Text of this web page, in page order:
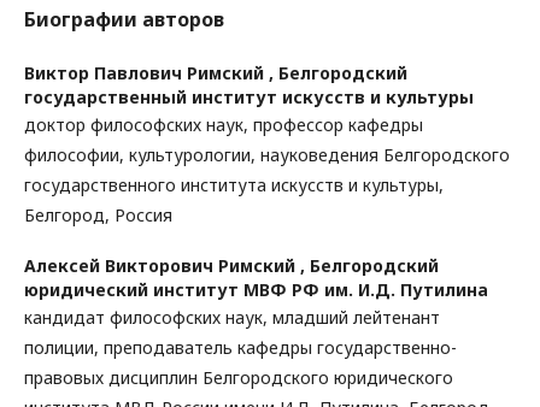
Биографии авторов
Виктор Павлович Римский , Белгородский
государственный институт искусств и культуры
доктор философских наук, профессор кафедры
философии, культурологии, науковедения Белгородского
государственного института искусств и культуры,
Белгород, Россия
Алексей Викторович Римский , Белгородский
юридический институт МВФ РФ им. И.Д. Путилина
кандидат философских наук, младший лейтенант
полиции, преподаватель кафедры государственно-
правовых дисциплин Белгородского юридического